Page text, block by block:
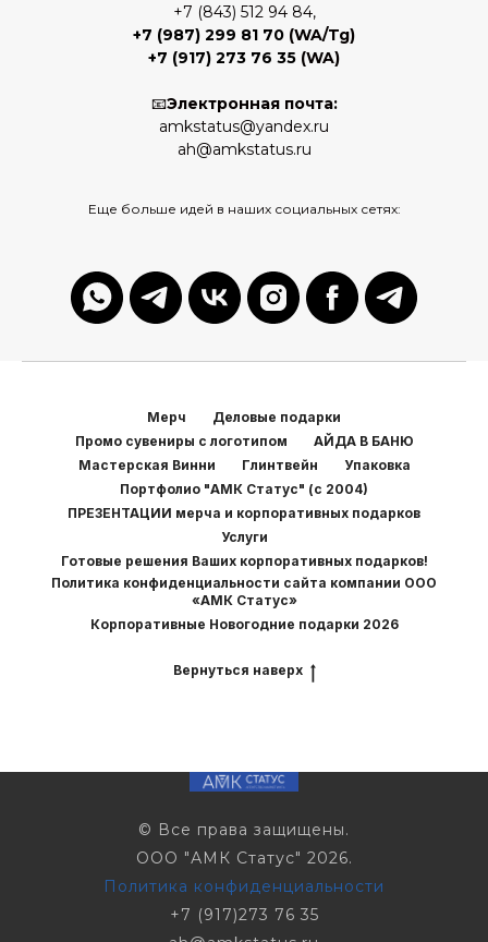
+7 (843) 512 94 84,
+7 (987) 299 81 70 (WA/Tg)
+7 (917) 273 76 35 (WA)
📧Электронная почта:
amkstatus@yandex.ru
ah@amkstatus.ru
Еще больше идей в наших социальных сетях:
Мерч
Деловые подарки
Промо сувениры с логотипом
АЙДА В БАНЮ
Мастерская Винни
Глинтвейн
Упаковка
Портфолио "АМК Статус" (с 2004)
ПРЕЗЕНТАЦИИ мерча и корпоративных подарков
Услуги
Готовые решения Ваших корпоративных подарков!
Политика конфиденциальности сайта компании ООО
«АМК Статус»
Корпоративные Новогодние подарки 2026
Вернуться наверх
© Все права защищены.
ООО "АМК Статус" 2026.
Политика конфиденциальности
+7 (917)273 76 35